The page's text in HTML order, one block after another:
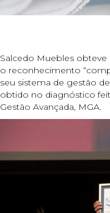
Salcedo Muebles obteve
o reconhecimento
seu sistema de gestão
obtido no diagnóstico
Gestão Avançada, MGA.